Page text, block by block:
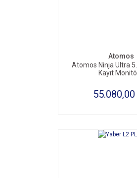
Atomos
Atomos Ninja Ultra
Kayıt